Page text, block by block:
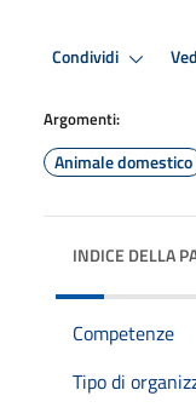
Condividi
Argomenti:
Animale domestico
INDICE DELLA
Competenze
Tipo di